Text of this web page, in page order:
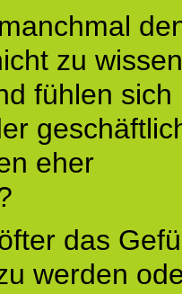
zu
fühlen sich
eher
das
werden